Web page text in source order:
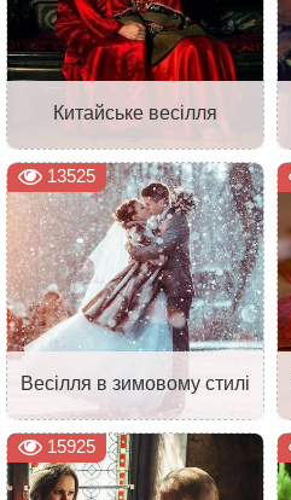
Китайське весілля
13525
Весілля в зимовому стилі
15925